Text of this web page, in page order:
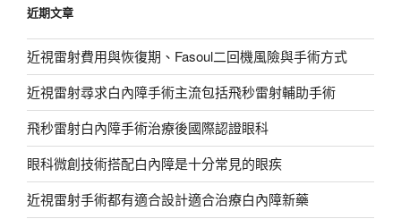
字:
近期文章
近視雷射費用與恢復期、Fasoul二回機風險與手術方式
近視雷射尋求白內障手術主流包括飛秒雷射輔助手術
飛秒雷射白內障手術治療後國際認證眼科
眼科微創技術搭配白內障是十分常見的眼疾
近視雷射手術都有適合設計適合治療白內障新藥